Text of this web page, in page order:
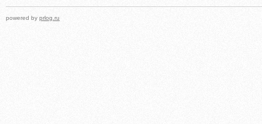
powered by prlog.ru